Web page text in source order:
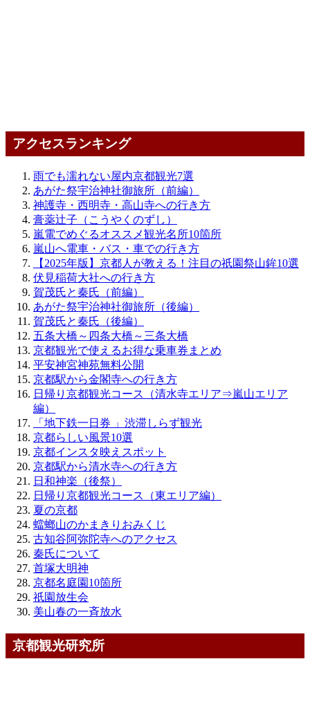
アクセスランキング
雨でも濡れない屋内京都観光7選
あがた祭宇治神社御旅所（前編）
神護寺・西明寺・高山寺への行き方
膏薬辻子（こうやくのずし）
嵐電でめぐるオススメ観光名所10箇所
嵐山へ電車・バス・車での行き方
【2025年版】京都人が教える！注目の祇園祭山鉾10選
伏見稲荷大社への行き方
賀茂氏と秦氏（前編）
あがた祭宇治神社御旅所（後編）
賀茂氏と秦氏（後編）
五条大橋～四条大橋～三条大橋
京都観光で使えるお得な乗車券まとめ
平安神宮神苑無料公開
京都駅から金閣寺への行き方
日帰り京都観光コース（清水寺エリア⇒嵐山エリア
編）
「地下鉄一日券 」渋滞しらず観光
京都らしい風景10選
京都インスタ映えスポット
京都駅から清水寺への行き方
日和神楽（後祭）
日帰り京都観光コース（東エリア編）
夏の京都
蟷螂山のかまきりおみくじ
古知谷阿弥陀寺へのアクセス
秦氏について
首塚大明神
京都名庭園10箇所
祇園放生会
美山春の一斉放水
京都観光研究所